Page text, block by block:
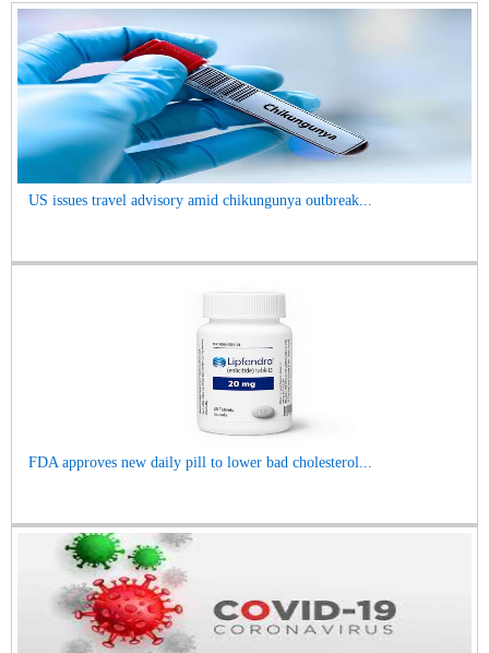
US issues travel advisory amid chikungunya outbreak...
FDA approves new daily pill to lower bad cholesterol...